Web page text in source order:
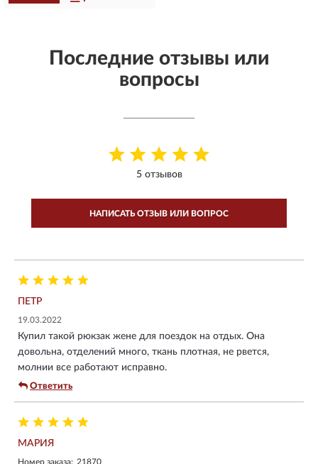
Последние отзывы или
вопросы
5 отзывов
НАПИСАТЬ ОТЗЫВ ИЛИ ВОПРОС
ПЕТР
19.03.2022
Купил такой рюкзак жене для поездок на отдых. Она
довольна, отделений много, ткань плотная, не рвется,
молнии все работают исправно.
Ответить
МАРИЯ
Номер заказа: 21870